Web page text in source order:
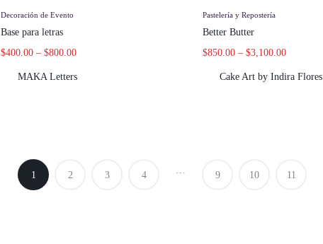
Decoración de Evento
Base para letras
$400.00 – $800.00
MAKA Letters
Pastelería y Repostería
Better Butter
$850.00 – $3,100.00
Cake Art by Indira Flores
1 2 3 4 9 10 11